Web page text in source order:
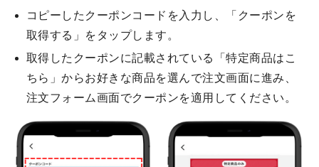
コピーしたクーポンコードを入力し、「クーポンを
取得する」をタップします。
取得したクーポンに記載されている「特定商品はこ
ちら」からお好きな商品を選んで注文画面に進み、
注文フォーム画面でクーポンを適用してください。